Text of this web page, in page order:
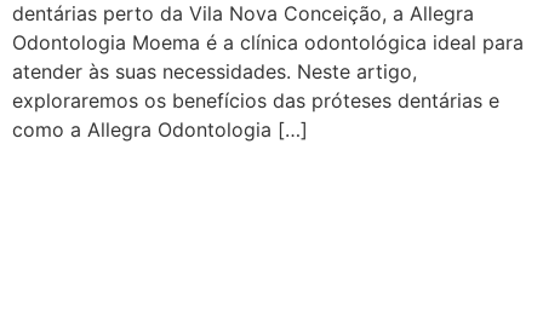
dentárias perto da Vila Nova Conceição, a Allegra
Odontologia Moema é a clínica odontológica ideal para
atender às suas necessidades. Neste artigo,
exploraremos os benefícios das próteses dentárias e
como a Allegra Odontologia […]